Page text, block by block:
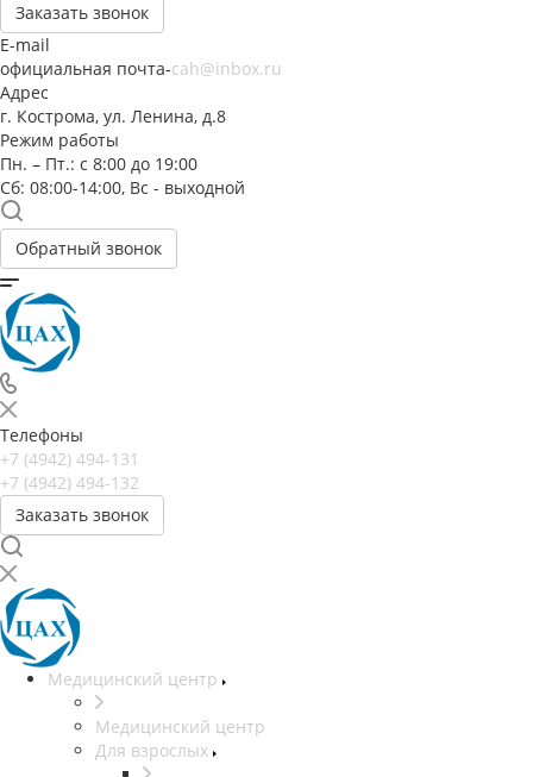
Заказать звонок
E-mail
официальная почта-cah@inbox.ru
Адрес
г. Кострома, ул. Ленина, д.8
Режим работы
Пн. – Пт.: с 8:00 до 19:00
Сб: 08:00-14:00, Вс - выходной
Обратный звонок
Телефоны
+7 (4942) 494-131
+7 (4942) 494-132
Заказать звонок
Медицинский центр
Медицинский центр
Для взрослых